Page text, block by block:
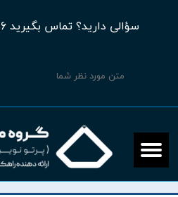
سؤالی دارید؟ تماس بگیرید 02188970256